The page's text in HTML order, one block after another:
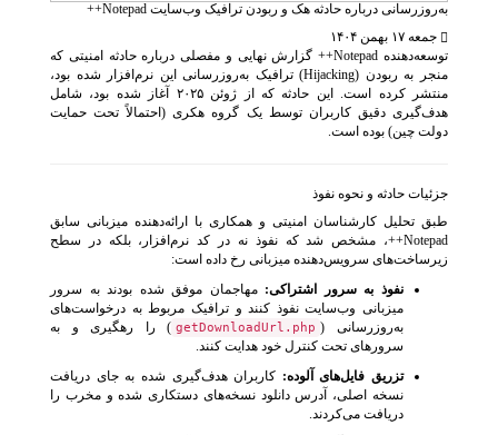
به‌روزرسانی درباره حادثه هک و ربودن ترافیک وب‌سایت Notepad++
جمعه ۱۷ بهمن ۱۴۰۴
توسعه‌دهنده Notepad++ گزارش نهایی و مفصلی درباره حادثه امنیتی که
منجر به ربودن (Hijacking) ترافیک به‌روزرسانی این نرم‌افزار شده بود،
منتشر کرده است. این حادثه که از ژوئن ۲۰۲۵ آغاز شده بود، شامل
هدف‌گیری دقیق کاربران توسط یک گروه هکری (احتمالاً تحت حمایت
دولت چین) بوده است.
جزئیات حادثه و نحوه نفوذ
طبق تحلیل کارشناسان امنیتی و همکاری با ارائه‌دهنده میزبانی سابق
Notepad++، مشخص شد که نفوذ نه در کد نرم‌افزار، بلکه در سطح
زیرساخت‌های سرویس‌دهنده میزبانی رخ داده است:
نفوذ به سرور اشتراکی: مهاجمان موفق شده بودند به سرور
میزبانی وب‌سایت نفوذ کنند و ترافیک مربوط به درخواست‌های
به‌روزرسانی ( getDownloadUrl.php ) را رهگیری و به
سرورهای تحت کنترل خود هدایت کنند.
تزریق فایل‌های آلوده: کاربران هدف‌گیری شده به جای دریافت
نسخه اصلی، آدرس دانلود نسخه‌های دستکاری شده و مخرب را
دریافت می‌کردند.